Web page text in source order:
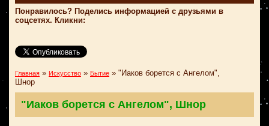
Понравилось? Поделись информацией с друзьями в
соцсетях. Кликни:
Главная » Искусство » Бытие » "Иаков борется с Ангелом",
Шнор
"Иаков борется с Ангелом", Шнор